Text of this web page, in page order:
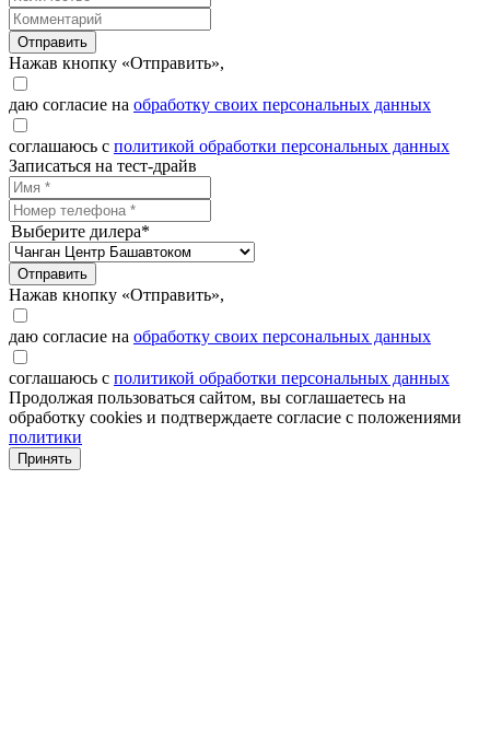
Отправить
Нажав кнопку «Отправить»,
даю согласие на обработку своих персональных данных
соглашаюсь с политикой обработки персональных данных
Записаться на тест-драйв
Выберите дилера*
Отправить
Нажав кнопку «Отправить»,
даю согласие на обработку своих персональных данных
соглашаюсь с политикой обработки персональных данных
Продолжая пользоваться сайтом, вы соглашаетесь на
обработку cookies и подтверждаете согласие с положениями
политики
Принять